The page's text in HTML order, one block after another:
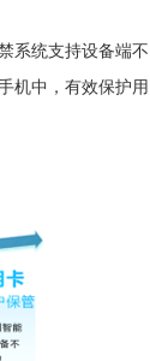
系统支持设备端不
机中，有效保护用